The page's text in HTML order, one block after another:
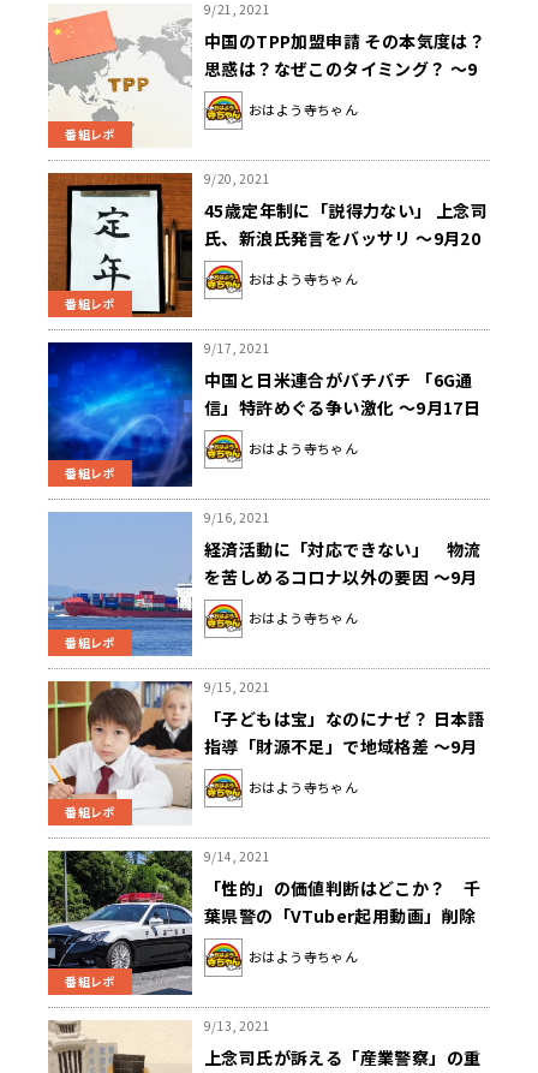
番組レポ
9/21, 2021
中国のTPP加盟申請 その本気度は？
思惑は？なぜこのタイミング？ ～9
月21日「おはよう寺ちゃん」
おはよう寺ちゃん
番組レポ
9/20, 2021
45歳定年制に「説得力ない」 上念司
氏、新浪氏発言をバッサリ ～9月20
日「おはよう寺ちゃん」
おはよう寺ちゃん
番組レポ
9/17, 2021
中国と日米連合がバチバチ 「6G通
信」特許めぐる争い激化 ～9月17日
「おはよう寺ちゃん」
おはよう寺ちゃん
番組レポ
9/16, 2021
経済活動に「対応できない」 物流
を苦しめるコロナ以外の要因 ～9月
16日「おはよう寺ちゃん」
おはよう寺ちゃん
番組レポ
9/15, 2021
「子どもは宝」なのにナゼ？ 日本語
指導「財源不足」で地域格差 ～9月
15日「おはよう寺ちゃん」
おはよう寺ちゃん
番組レポ
9/14, 2021
「性的」の価値判断はどこか？ 千
葉県警の「VTuber起用動画」削除
を考える ～9月14日「おはよう寺ち
ゃん」
おはよう寺ちゃん
9/13, 2021
上念司氏が訴える「産業警察」の重